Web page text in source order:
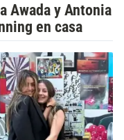
Awada y Antonia
en casa